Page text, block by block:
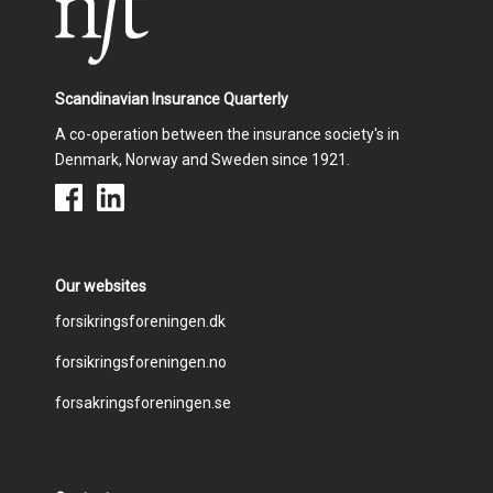
Scandinavian Insurance Quarterly
A co-operation between the insurance society's in
Denmark, Norway and Sweden since 1921.
Our websites
Footer
menu
forsikringsforeningen.dk
forsikringsforeningen.no
forsakringsforeningen.se